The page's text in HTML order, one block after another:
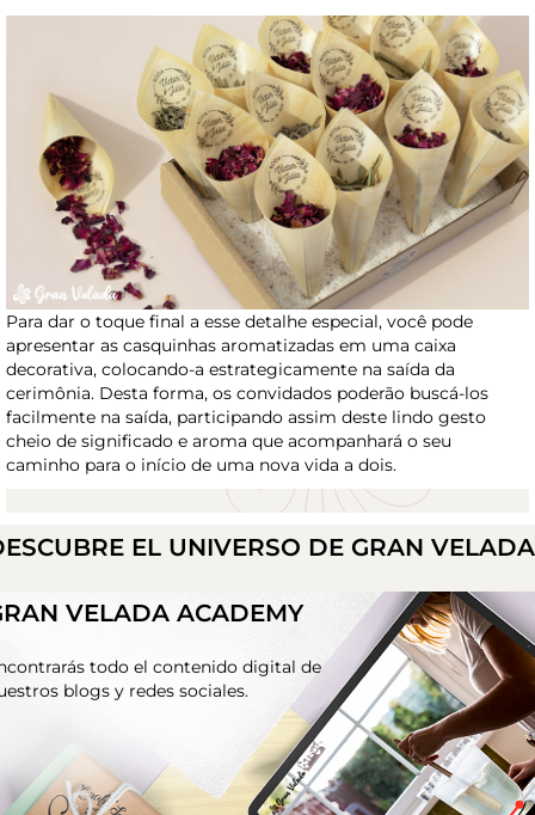
Para dar o toque final a esse detalhe especial, você pode
apresentar as casquinhas aromatizadas em uma caixa
decorativa, colocando-a estrategicamente na saída da
cerimônia. Desta forma, os convidados poderão buscá-los
facilmente na saída, participando assim deste lindo gesto
cheio de significado e aroma que acompanhará o seu
caminho para o início de uma nova vida a dois.
EL UNIVERSO DE GRAN VELADA
VELADA ACADEMY
todo el contenido digital de
blogs y redes sociales.